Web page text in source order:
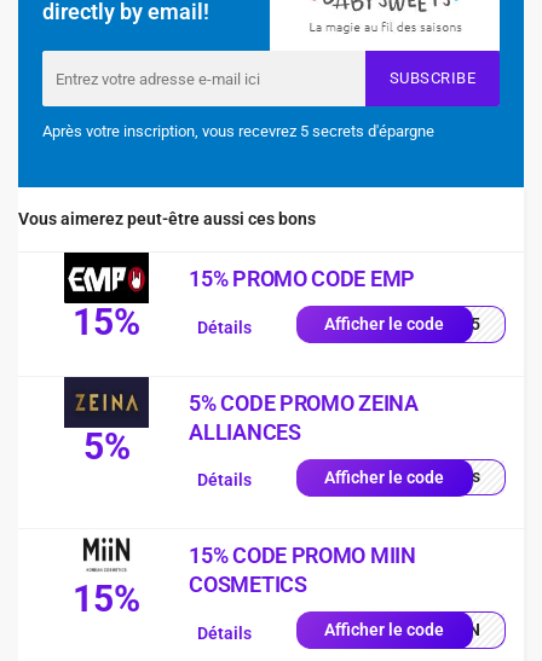
directly by email!
SUBSCRIBE
Après votre inscription, vous recevrez 5 secrets d'épargne
Vous aimerez peut-être aussi ces bons
15%
15% PROMO CODE EMP
Afficher le codees15
Détails
5%
5% CODE PROMO ZEINA
ALLIANCES
Afficher le codequis
Détails
15%
15% CODE PROMO MIIN
COSMETICS
Afficher le codeMIIN
Détails